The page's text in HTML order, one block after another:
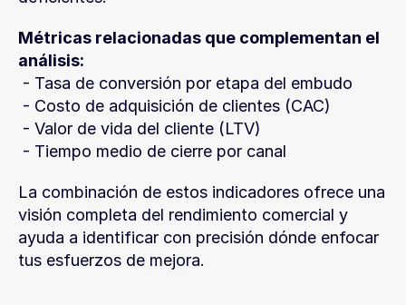
Métricas relacionadas que complementan el
análisis:
- Tasa de conversión por etapa del embudo
- Costo de adquisición de clientes (CAC)
- Valor de vida del cliente (LTV)
- Tiempo medio de cierre por canal
La combinación de estos indicadores ofrece una
visión completa del rendimiento comercial y
ayuda a identificar con precisión dónde enfocar
tus esfuerzos de mejora.